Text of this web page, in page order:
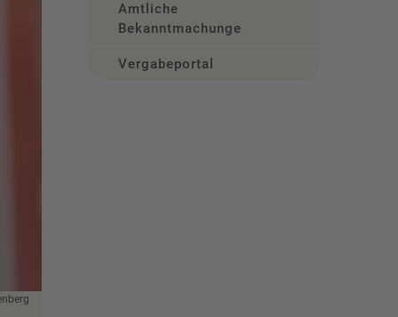
Amtliche
Bekanntmachungen
Vergabeportal